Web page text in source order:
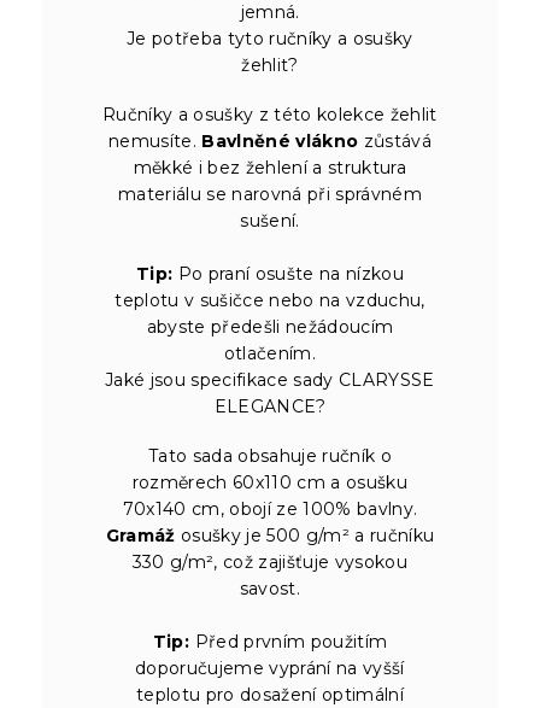
jemná.
Je potřeba tyto ručníky a osušky
žehlit?
Ručníky a osušky z této kolekce žehlit
nemusíte. Bavlněné vlákno zůstává
měkké i bez žehlení a struktura
materiálu se narovná při správném
sušení.
Tip: Po praní osušte na nízkou
teplotu v sušičce nebo na vzduchu,
abyste předešli nežádoucím
otlačením.
Jaké jsou specifikace sady CLARYSSE
ELEGANCE?
Tato sada obsahuje ručník o
rozměrech 60x110 cm a osušku
70x140 cm, obojí ze 100% bavlny.
Gramáž osušky je 500 g/m² a ručníku
330 g/m², což zajišťuje vysokou
savost.
Tip: Před prvním použitím
doporučujeme vyprání na vyšší
teplotu pro dosažení optimální